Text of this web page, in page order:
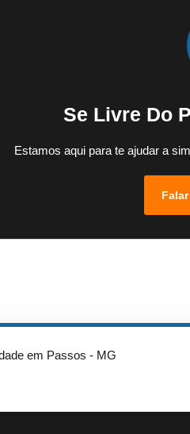
Se Livre Do
Estamos aqui para te ajudar a